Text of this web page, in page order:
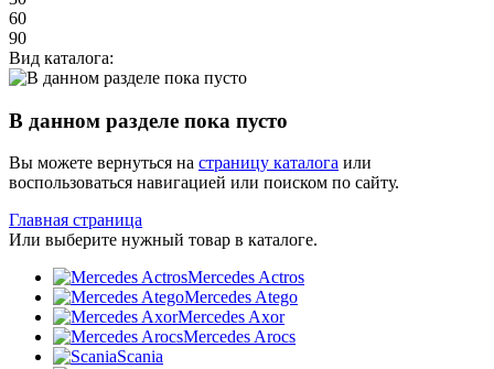
60
90
Вид каталога:
В данном разделе пока пусто
Вы можете вернуться на страницу каталога или
воспользоваться навигацией или поиском по сайту.
Главная страница
Или выберите нужный товар в каталоге.
Mercedes Actros
Mercedes Atego
Mercedes Axor
Mercedes Arocs
Scania